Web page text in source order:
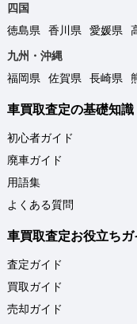
四国
徳島県
香川県 愛媛県
九州・沖縄
福岡県
佐賀県 長崎県
車買取査定の基礎知識
初心者ガイド
廃車ガイド
用語集
よくある質問
車買取査定お役立ちガ
査定ガイド
買取ガイド
売却ガイド